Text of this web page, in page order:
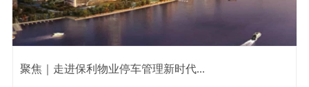
聚焦｜走进保利物业停车管理新时代...